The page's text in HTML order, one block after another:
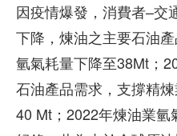
因疫情爆發，消費者–交
下降，煉油之主要石油
氫氣耗量下降至38Mt；
石油產品需求，支撐精
40 Mt；2022年煉油業